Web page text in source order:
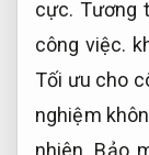
cực. Tương
công việc.
Tối ưu cho
nghiệm
nhiên, Bảo